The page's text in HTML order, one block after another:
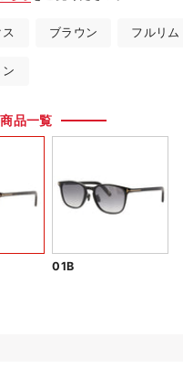
ブラウン フルリム
品一覧
01B